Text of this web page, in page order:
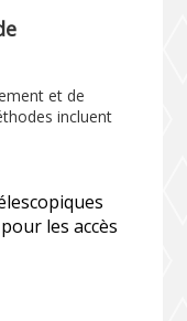
et de
incluent
les accès